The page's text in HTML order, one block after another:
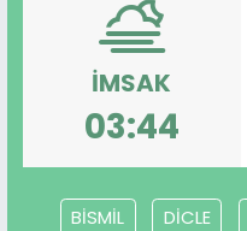
İMSAK
03:44
BİSMİL DİCLE